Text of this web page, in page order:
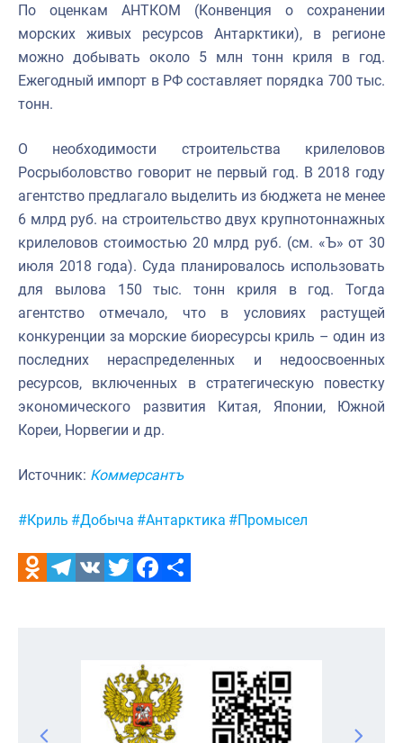
По оценкам АНТКОМ (Конвенция о сохранении
морских живых ресурсов Антарктики), в регионе
можно добывать около 5 млн тонн криля в год.
Ежегодный импорт в РФ составляет порядка 700 тыс.
тонн.
О необходимости строительства крилеловов
Росрыболовство говорит не первый год. В 2018 году
агентство предлагало выделить из бюджета не менее
6 млрд руб. на строительство двух крупнотоннажных
крилеловов стоимостью 20 млрд руб. (см. «Ъ» от 30
июля 2018 года). Суда планировалось использовать
для вылова 150 тыс. тонн криля в год. Тогда
агентство отмечало, что в условиях растущей
конкуренции за морские биоресурсы криль – один из
последних нераспределенных и недоосвоенных
ресурсов, включенных в стратегическую повестку
экономического развития Китая, Японии, Южной
Кореи, Норвегии и др.
Источник: Коммерсантъ
Метки:
#Криль #Добыча #Антарктика #Промысел